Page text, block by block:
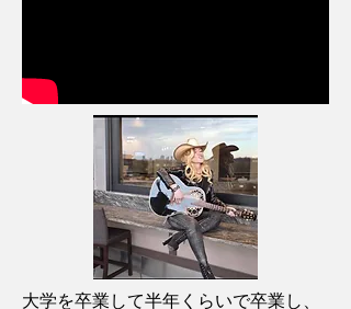
大学を卒業して半年くらいで卒業し、